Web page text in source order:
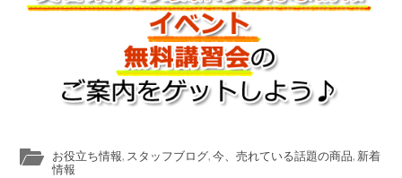
お役立ち情報, スタッフブログ,今、売れている話題の商品, 新着
情報